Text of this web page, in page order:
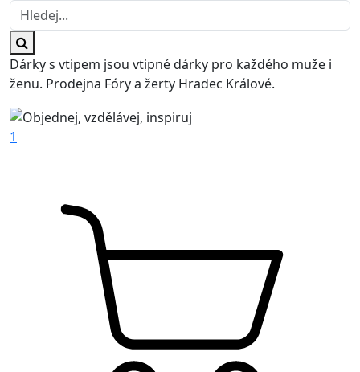
Dárky s vtipem jsou vtipné dárky pro každého muže i
ženu. Prodejna Fóry a žerty Hradec Králové.
1